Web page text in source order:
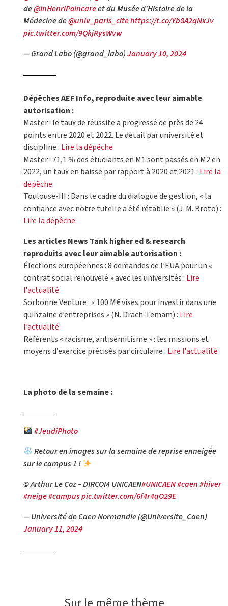
de@InHenriPoincareet du Musée d’Histoire de la
Médecine de@univ_paris_citehttps://t.co/Yb8A2qNxJv
pic.twitter.com/9QkjRysWvw
— Grand Labo (@grand_labo)January 10, 2024
Dépêches AEF Info, reproduite avec leur aimable
autorisation :
Master : le taux de réussite a progressé de près de 24
points entre 2020 et 2022. Le détail par université et
discipline : Lire la dépêche
Master : 71,1 % des étudiants en M1 sont passés en M2 en
2022, un taux en baisse par rapport à 2020 et 2021 : Lire la
dépêche
Toulouse-III : Dans le cadre du dialogue de gestion, « la
confiance avec notre tutelle a été rétablie » (J-M. Broto) :
Lire la dépêche
Les articles News Tank higher ed & research
reproduits avec leur aimable autorisation :
Élections européennes : 8 demandes de l’EUA pour un «
contrat social renouvelé » avec les universités : Lire
l’actualité
Sorbonne Venture : « 100 M€ visés pour investir dans une
quinzaine d’entreprises » (N. Drach-Temam) : Lire
l’actualité
Référents « racisme, antisémitisme » : les missions et
moyens d’exercice précisés par circulaire : Lire l’actualité
La photo de la semaine :
#JeudiPhoto
Retour en images sur la semaine de reprise enneigée
sur le campus 1 !
© Arthur Le Coz – DIRCOM UNICAEN#UNICAEN#caen#hiver
#neige#campuspic.twitter.com/6f4r4qO29E
— Université de Caen Normandie (@Universite_Caen)
January 11, 2024